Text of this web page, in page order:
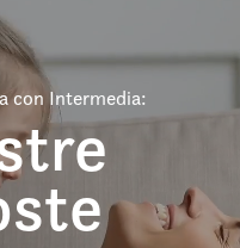
con Intermedia: